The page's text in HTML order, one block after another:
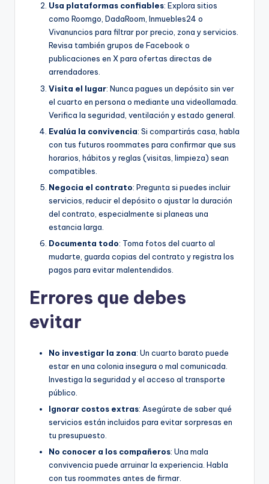
Usa plataformas confiables: Explora sitios
como Roomgo, DadaRoom, Inmuebles24 o
Vivanuncios para filtrar por precio, zona y servicios.
Revisa también grupos de Facebook o
publicaciones en X para ofertas directas de
arrendadores.
Visita el lugar: Nunca pagues un depósito sin ver
el cuarto en persona o mediante una videollamada.
Verifica la seguridad, ventilación y estado general.
Evalúa la convivencia: Si compartirás casa, habla
con tus futuros roommates para confirmar que sus
horarios, hábitos y reglas (visitas, limpieza) sean
compatibles.
Negocia el contrato: Pregunta si puedes incluir
servicios, reducir el depósito o ajustar la duración
del contrato, especialmente si planeas una
estancia larga.
Documenta todo: Toma fotos del cuarto al
mudarte, guarda copias del contrato y registra los
pagos para evitar malentendidos.
Errores que debes
evitar
No investigar la zona: Un cuarto barato puede
estar en una colonia insegura o mal comunicada.
Investiga la seguridad y el acceso al transporte
público.
Ignorar costos extras: Asegúrate de saber qué
servicios están incluidos para evitar sorpresas en
tu presupuesto.
No conocer a los compañeros: Una mala
convivencia puede arruinar la experiencia. Habla
con tus roommates antes de firmar.